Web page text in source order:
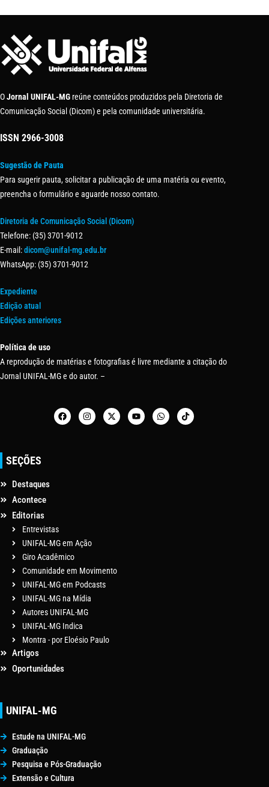
OJornal UNIFAL-MG reúne conteúdos produzidos pela Diretoria de
Comunicação Social (Dicom) e pela comunidade universitária.
ISSN 2966-3008
Sugestão de Pauta
Para sugerir pauta, solicitar a publicação de uma matéria ou evento,
preencha o formulário e aguarde nosso contato.
Diretoria de Comunicação Social (Dicom)
Telefone: (35) 3701-9012
E-mail:dicom@unifal-mg.edu.br
WhatsApp: (35) 3701-9012
Expediente
Edição atual
Edições anteriores
Política de uso
A reprodução de matérias e fotografias é livre mediante a citação do
Jornal UNIFAL-MG e do autor. –
SEÇÕES
Destaques
Acontece
Editorias
Entrevistas
UNIFAL-MG em Ação
Giro Acadêmico
Comunidade em Movimento
UNIFAL-MG em Podcasts
UNIFAL-MG na Mídia
Autores UNIFAL-MG
UNIFAL-MG Indica
Montra - por Eloésio Paulo
Artigos
Oportunidades
UNIFAL-MG
Estude na UNIFAL-MG
Graduação
Pesquisa e Pós-Graduação
Extensão e Cultura